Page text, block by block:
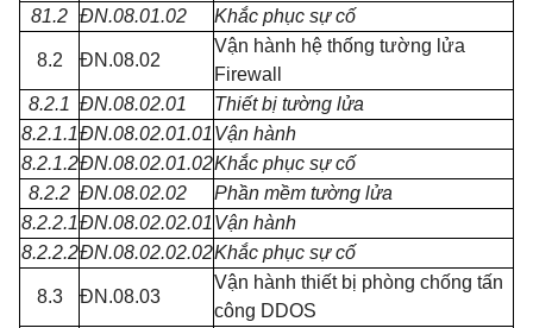
81.2 ĐN.08.01.02 Khắc phục sự cố
8.2 ĐN.08.02
Vận hành hệ thống tường lửa
Firewall
8.2.1 ĐN.08.02.01
Thiết bị tường lửa
8.2.1.1ĐN.08.02.01.01Vận hành
8.2.1.2ĐN.08.02.01.02Khắc phục sự cố
8.2.2 ĐN.08.02.02
Phần mềm tường lửa
8.2.2.1ĐN.08.02.02.01Vận hành
8.2.2.2ĐN.08.02.02.02Khắc phục sự cố
8.3 ĐN.08.03
Vận hành thiết bị phòng chống tấn
công DDOS